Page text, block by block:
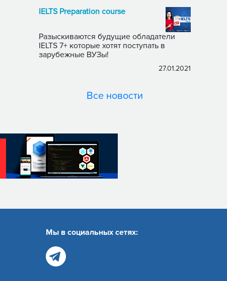
IELTS Preparation course
Разыскиваются будущие обладатели
IELTS 7+ которые хотят поступать в
зарубежные ВУЗы!
27.01.2021
Все новости
Мы в социальных сетях: